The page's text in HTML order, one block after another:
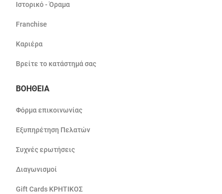
Ιστορικό - Όραμα
Franchise
Καριέρα
Βρείτε το κατάστημά σας
ΒΟΗΘΕΙΑ
Φόρμα επικοινωνίας
Εξυπηρέτηση Πελατών
Συχνές ερωτήσεις
Διαγωνισμοί
Gift Cards ΚΡΗΤΙΚΟΣ